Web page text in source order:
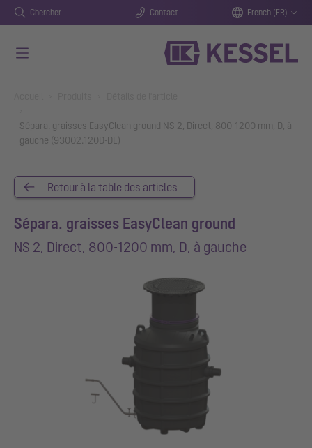
Chercher Contact French (FR)
Sépara. graisses EasyClean ground NS 2, Direct, 800-1200 mm, D, à
gauche (93002.120D-DL)
Retour à la table des articles
Sépara. graisses EasyClean ground
NS 2, Direct, 800-1200 mm, D, à gauche